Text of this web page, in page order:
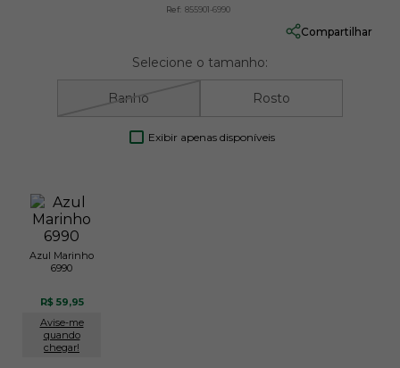
Ref: 855901-6990
Compartilhar
Selecione o tamanho:
Banho Rosto
Exibir apenas disponíveis
Azul Marinho
6990
R$ 59,95
Avise-me
quando
chegar!